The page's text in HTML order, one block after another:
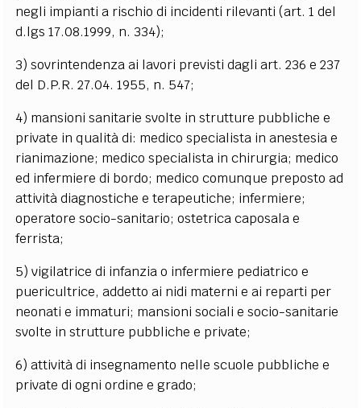
negli impianti a rischio di incidenti rilevanti (art. 1 del
d.lgs 17.08.1999, n. 334);
3) sovrintendenza ai lavori previsti dagli art. 236 e 237
del D.P.R. 27.04. 1955, n. 547;
4) mansioni sanitarie svolte in strutture pubbliche e
private in qualità di: medico specialista in anestesia e
rianimazione; medico specialista in chirurgia; medico
ed infermiere di bordo; medico comunque preposto ad
attività diagnostiche e terapeutiche; infermiere;
operatore socio-sanitario; ostetrica caposala e
ferrista;
5) vigilatrice di infanzia o infermiere pediatrico e
puericultrice, addetto ai nidi materni e ai reparti per
neonati e immaturi; mansioni sociali e socio-sanitarie
svolte in strutture pubbliche e private;
6) attività di insegnamento nelle scuole pubbliche e
private di ogni ordine e grado;